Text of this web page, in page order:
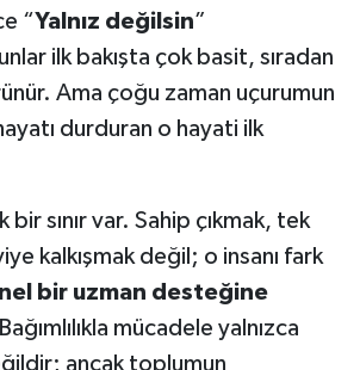
“Yalnız değilsin”
ilk bakışta çok basit, sıradan
Ama çoğu zaman uçurumun
durduran o hayati ilk
bir sınır var. Sahip çıkmak, tek
kalkışmak değil; o insanı fark
bir uzman desteğine
mücadele yalnızca
ancak toplumun